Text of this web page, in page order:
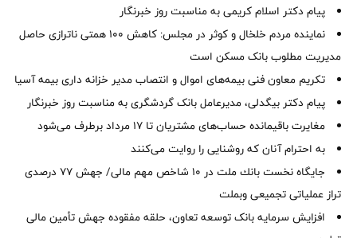
پیام دکتر اسلام کریمی به مناسبت روز خبرنگار
نماینده مردم خلخال و کوثر در مجلس: کاهش ۱۰۰ همتی ناترازی حاصل
مدیریت مطلوب بانک مسکن است
تکریم معاون فنی بیمه‌های اموال و انتصاب مدیر خزانه داری بیمه آسیا
پیام دکتر بیگدلی، مدیرعامل بانک گردشگری به مناسبت روز خبرنگار
مغایرت‌ باقیمانده حساب‌های مشتریان تا ۱۷ مرداد برطرف می‌شود
به احترام آنان که روشنایی را روایت می‌کنند
جایگاه نخست بانك ملت در 10 شاخص مهم مالی/ جهش 77 درصدی
تراز عملیاتی تجمیعی وبملت
افزایش سرمایه بانک توسعه تعاون، حلقه مفقوده جهش تأمین مالی